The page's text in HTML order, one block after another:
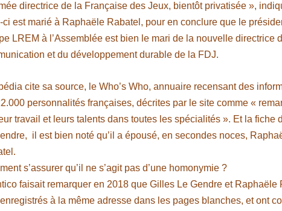
directrice de la Française des Jeux, bientôt privatisée »,
ci est marié à Raphaële Rabatel, pour en conclure que le
LREM à l’Assemblée est bien le mari de la nouvelle directrice
et du développement durable de la FDJ.
cite sa source, le Who’s Who, annuaire recensant des
personnalités françaises, décrites par le site comme «
travail et leurs talents dans toutes les spécialités ». Et la fiche
il est bien noté qu’il a épousé, en secondes noces,
s’assurer qu’il ne s’agit pas d’une homonymie ?
faisait remarquer en 2018 que Gilles Le Gendre et Raphaële
à la même adresse dans les pages blanches, et ont